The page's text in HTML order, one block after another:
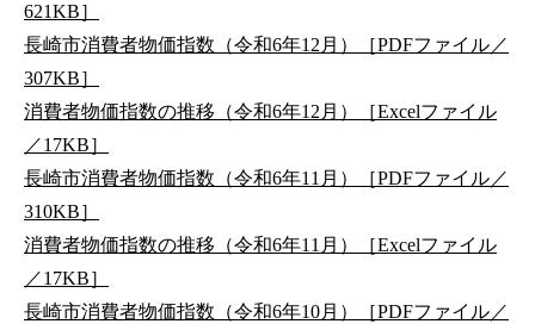
621KB］
長崎市消費者物価指数（令和6年12月）［PDFファイル／
307KB］
消費者物価指数の推移（令和6年12月）［Excelファイル
／17KB］
長崎市消費者物価指数（令和6年11月）［PDFファイル／
310KB］
消費者物価指数の推移（令和6年11月）［Excelファイル
／17KB］
長崎市消費者物価指数（令和6年10月）［PDFファイル／